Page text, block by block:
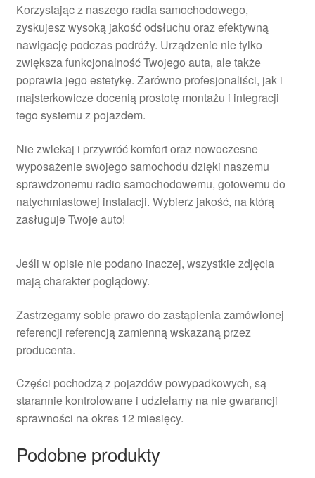
Korzystając z naszego radia samochodowego,
zyskujesz wysoką jakość odsłuchu oraz efektywną
nawigację podczas podróży. Urządzenie nie tylko
zwiększa funkcjonalność Twojego auta, ale także
poprawia jego estetykę. Zarówno profesjonaliści, jak i
majsterkowicze docenią prostotę montażu i integracji
tego systemu z pojazdem.
Nie zwlekaj i przywróć komfort oraz nowoczesne
wyposażenie swojego samochodu dzięki naszemu
sprawdzonemu radio samochodowemu, gotowemu do
natychmiastowej instalacji. Wybierz jakość, na którą
zasługuje Twoje auto!
Jeśli w opisie nie podano inaczej, wszystkie zdjęcia
mają charakter poglądowy.
Zastrzegamy sobie prawo do zastąpienia zamówionej
referencji referencją zamienną wskazaną przez
producenta.
Części pochodzą z pojazdów powypadkowych, są
starannie kontrolowane i udzielamy na nie gwarancji
sprawności na okres 12 miesięcy.
Podobne produkty